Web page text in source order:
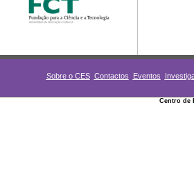
Sobre o CES Contactos Eventos
Centro de